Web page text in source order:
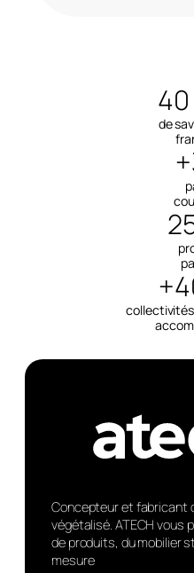
de
Concepteur et fabricant
végétalisé. ATECH vous
de produits, du mobilier
mesure